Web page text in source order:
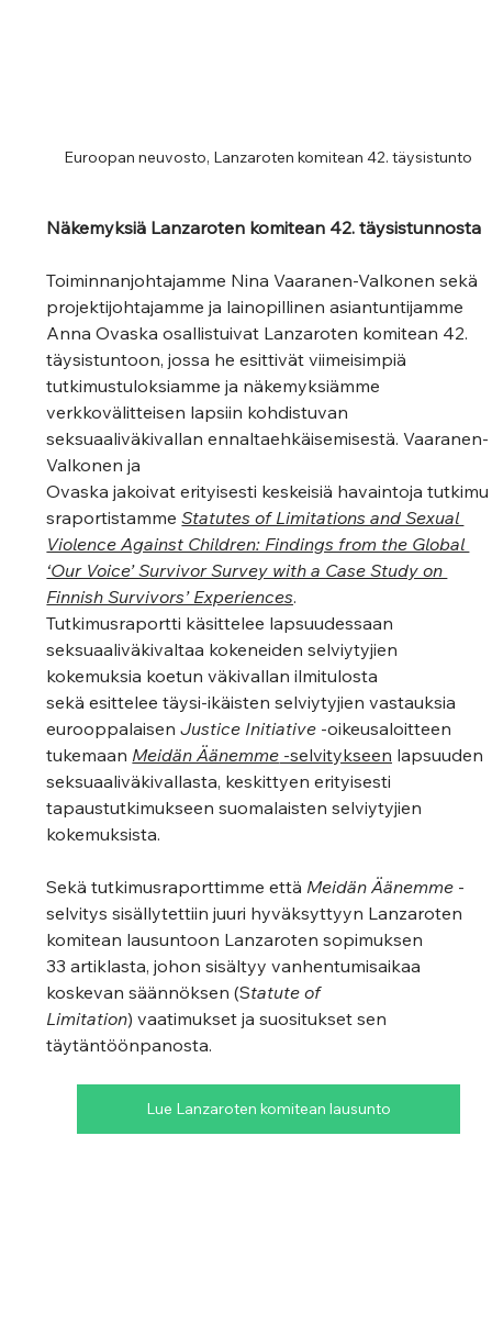
Euroopan neuvosto, Lanzaroten komitean 42. täysistunto
Näkemyksiä Lanzaroten komitean 42. täysistunnosta
Toiminnanjohtajamme Nina Vaaranen-Valkonen sekä
projektijohtajamme ja lainopillinen asiantuntijamme
Anna Ovaska osallistuivat Lanzaroten komitean 42.
täysistuntoon, jossa he esittivät viimeisimpiä
tutkimustuloksiamme ja näkemyksiämme
verkkovälitteisen lapsiin kohdistuvan
seksuaaliväkivallan ennaltaehkäisemisestä. Vaaranen-
Valkonen ja
Ovaska jakoivat erityisesti keskeisiä havaintoja tutkimu
sraportistamme Statutes of Limitations and Sexual
Violence Against Children: Findings from the Global
‘Our Voice’ Survivor Survey with a Case Study on
Finnish Survivors’ Experiences.
Tutkimusraportti käsittelee lapsuudessaan
seksuaaliväkivaltaa kokeneiden selviytyjien
kokemuksia koetun väkivallan ilmitulosta
sekä esittelee täysi-ikäisten selviytyjien vastauksia
eurooppalaisen Justice Initiative -oikeusaloitteen
tukemaan Meidän Äänemme -selvitykseen lapsuuden
seksuaaliväkivallasta, keskittyen erityisesti
tapaustutkimukseen suomalaisten selviytyjien
kokemuksista.
Sekä tutkimusraporttimme että Meidän Äänemme -
selvitys sisällytettiin juuri hyväksyttyyn Lanzaroten
komitean lausuntoon Lanzaroten sopimuksen
33 artiklasta, johon sisältyy vanhentumisaikaa
koskevan säännöksen (Statute of
Limitation) vaatimukset ja suositukset sen
täytäntöönpanosta.
Lue Lanzaroten komitean lausunto